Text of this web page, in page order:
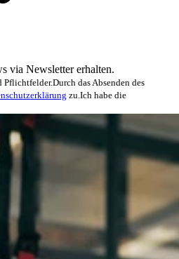
via Newsletter erhalten.
Pflichtfelder.Durch das Absenden des
zu. Ich habe die